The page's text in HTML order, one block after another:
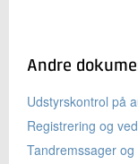
Andre
Udstyrskontrol på
Registrering og
Tandremssager